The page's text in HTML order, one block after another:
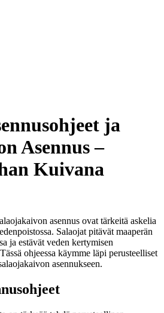
ja
Asennus –
Kuivana
asennus ovat tärkeitä askelia
Salaojat pitävät maaperän
ja estävät veden kertymisen
ohjeessa käymme läpi perusteelliset
asennukseen.